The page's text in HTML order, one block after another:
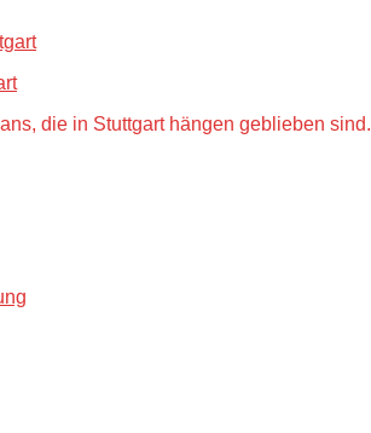
die in Stuttgart hängen geblieben sind.